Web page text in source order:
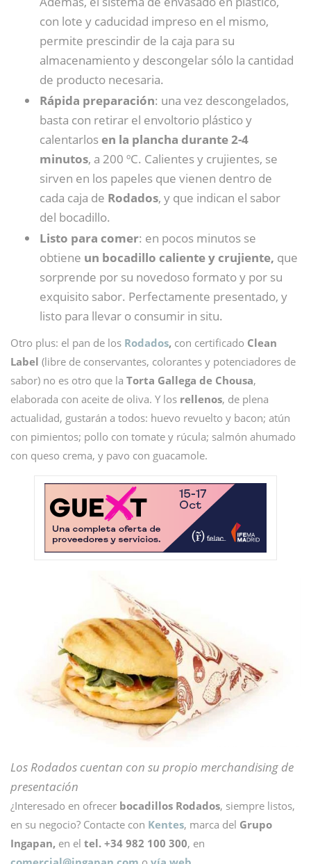
con lote y caducidad impreso en el mismo,
permite prescindir de la caja para su
almacenamiento y descongelar sólo la cantidad
de producto necesaria.
Rápida preparación: una vez descongelados,
basta con retirar el envoltorio plástico y
calentarlosen la plancha durante 2-4
minutos, a 200 ºC. Calientes y crujientes, se
sirven en los papeles que vienen dentro de
cada caja de Rodados, y que indican el sabor
del bocadillo.
Listo para comer: en pocos minutos se
obtiene un bocadillo caliente y crujiente, que
sorprende por su novedoso formato y por su
exquisito sabor. Perfectamente presentado, y
listo para llevar o consumir in situ.
Otro plus: el pan de los Rodados, con certificado Clean
Label (libre de conservantes, colorantes y potenciadores de
sabor) no es otro que la Torta Gallega de Chousa,
elaborada con aceite de oliva. Y los rellenos, de plena
actualidad, gustarán a todos: huevo revuelto y bacon; atún
con pimientos; pollo con tomate y rúcula; salmón ahumado
con queso crema, y pavo con guacamole.
Los Rodados cuentan con su propio merchandising de
presentación
¿Interesado en ofrecer bocadillos Rodados, siempre listos,
en su negocio? Contacte con Kentes, marca del Grupo
Ingapan, en el tel. +34 982 100 300, en